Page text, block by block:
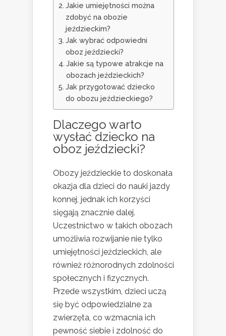
Jakie umiejętności można
zdobyć na obozie
jeździeckim?
Jak wybrać odpowiedni
oboz jeździecki?
Jakie są typowe atrakcje na
obozach jeździeckich?
Jak przygotować dziecko
do obozu jeździeckiego?
Dlaczego warto
wysłać dziecko na
oboz jeździecki?
Obozy jeździeckie to doskonała
okazja dla dzieci do nauki jazdy
konnej, jednak ich korzyści
sięgają znacznie dalej.
Uczestnictwo w takich obozach
umożliwia rozwijanie nie tylko
umiejętności jeździeckich, ale
również różnorodnych zdolności
społecznych i fizycznych.
Przede wszystkim, dzieci uczą
się być odpowiedzialne za
zwierzęta, co wzmacnia ich
pewność siebie i zdolność do